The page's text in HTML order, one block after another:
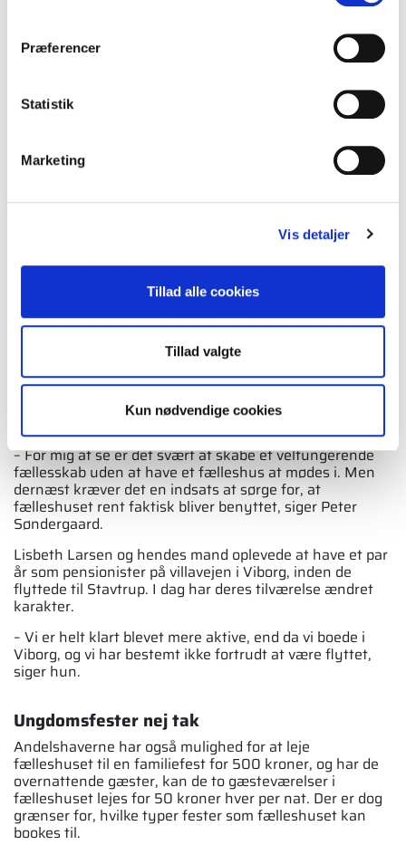
Præferencer
Statistik
Marketing
Vis detaljer
Tillad alle cookies
Tillad valgte
Kun nødvendige cookies
Fredagsbaren foregår i en rolig atmosfære. "Vi hænger ikke i lamperne",
SMS-kæden slår alarm
Dertil kommer de spontane arrangementer, der opstår,
hvis Danmark fx skal spille en afgøren­de fodboldkamp. I
så fald bliver andelshaver­ne alarmeret via SMS-kæden.
– For mig at se er det svært at skabe et velfungerende
fællesskab uden at have et fæl­leshus at mødes i. Men
dernæst kræver det en indsats at sørge for, at
fælleshuset rent faktisk bliver benyttet, siger Peter
Søndergaard.
Lisbeth Larsen og hendes mand oplevede at have et par
år som pensionister på villavejen i Viborg, inden de
flyttede til Stavtrup. I dag har deres tilværelse ændret
karakter.
– Vi er helt klart blevet mere aktive, end da vi boede i
Viborg, og vi har bestemt ikke fortrudt at være flyttet,
siger hun.
Ungdomsfester nej tak
Andelshaverne har også mulighed for at leje
fælleshuset til en familiefest for 500 kroner, og har de
overnattende gæster, kan de to gæste­værelser i
fælleshuset lejes for 50 kroner hver per nat. Der er dog
grænser for, hvilke typer fester som fælleshuset kan
bookes til.